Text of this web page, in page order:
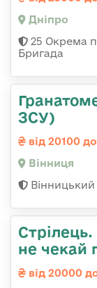
Дніпро
25 Окрема
Бригада
ЗСУ)
від 20100
Вінниця
не чекай
від 20000